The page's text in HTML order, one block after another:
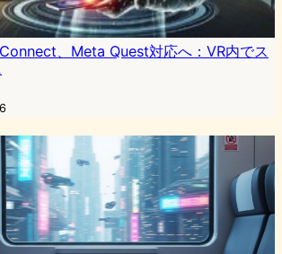
、Meta Quest対応へ：VR内でス